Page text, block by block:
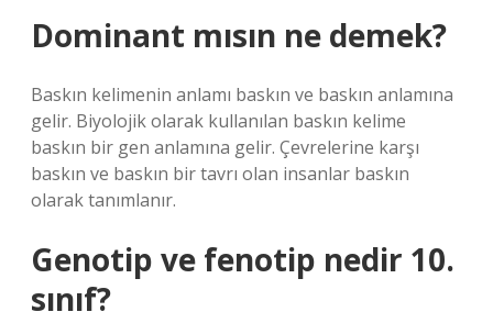
Dominant mısın ne demek?
Baskın kelimenin anlamı baskın ve baskın anlamına
gelir. Biyolojik olarak kullanılan baskın kelime
baskın bir gen anlamına gelir. Çevrelerine karşı
baskın ve baskın bir tavrı olan insanlar baskın
olarak tanımlanır.
Genotip ve fenotip nedir 10.
sınıf?